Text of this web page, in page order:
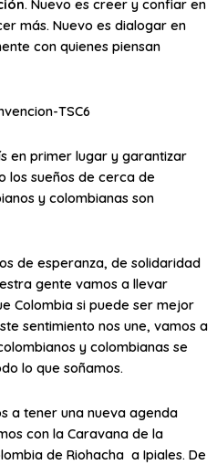
. Nuevo es creer y confiar en
más. Nuevo es dialogar en
con quienes piensan
en primer lugar y garantizar
los sueños de cerca de
y colombianas son
de esperanza, de solidaridad
gente vamos a llevar
Colombia si puede ser mejor
sentimiento nos une, vamos a
y colombianas se
lo que soñamos.
a tener una nueva agenda
con la Caravana de la
de Riohacha a Ipiales. De